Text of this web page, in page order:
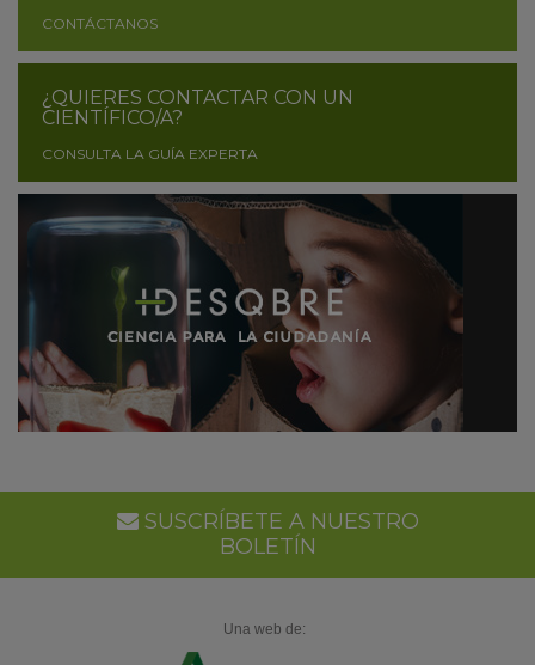
CONTÁCTANOS
¿QUIERES CONTACTAR CON UN
CIENTÍFICO/A?
CONSULTA LA GUÍA EXPERTA
SUSCRÍBETE A NUESTRO
BOLETÍN
Una web de: